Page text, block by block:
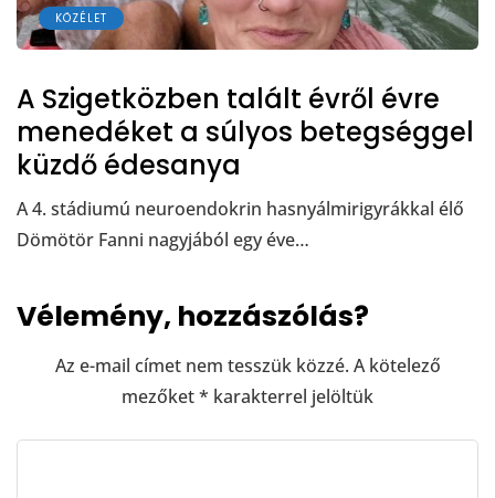
KÖZÉLET
A Szigetközben talált évről évre
menedéket a súlyos betegséggel
küzdő édesanya
A 4. stádiumú neuroendokrin hasnyálmirigyrákkal élő
Dömötör Fanni nagyjából egy éve…
Vélemény, hozzászólás?
Az e-mail címet nem tesszük közzé. A kötelező
mezőket* karakterrel jelöltük